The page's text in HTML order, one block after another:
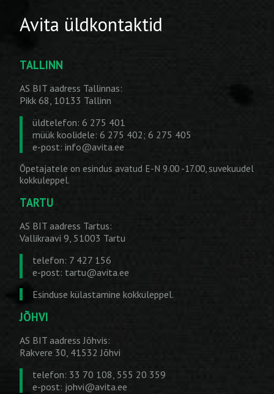
Avita üldkontaktid
TALLINN
AS BIT aadress Tallinnas:
Pikk 68, 10133 Tallinn
üldtelefon: 6 275 401
müük koolidele: 6 275 402; 6 275 405
e-post: info@avita.ee
Õpetajatele on esindus avatud E-N 9.00 -17.00, suvekuudel
kokkuleppel.
TARTU
AS BIT aadress Tartus:
Vallikraavi 9, 51003 Tartu
telefon: 7 427 156
e-post: tartu@avita.ee
Esinduse külastamine kokkuleppel.
JÕHVI
AS BIT aadress Jõhvis:
Rakvere 30, 41532 Jõhvi
telefon: 33 70 108, 555 20 359
e-post: johvi@avita.ee